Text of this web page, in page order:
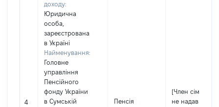
4
доходу:
Юридична
особа,
зареєстрована
в Україні
Найменування:
Головне
управління
Пенсійного
фонду України
в Сумській
Пенсія
[Член сім'ї
не надав